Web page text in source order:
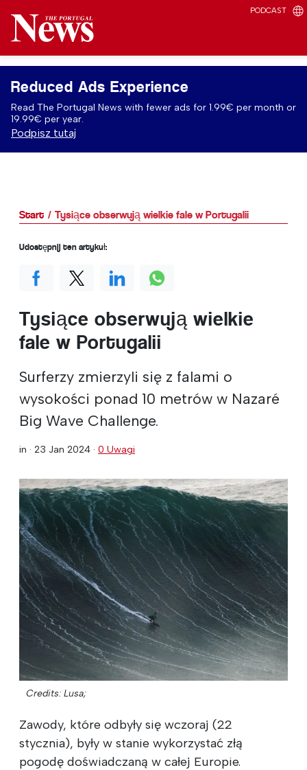
PODCAST
Reduced Ads Experience
Read The Portugal News with fewer ads for 1.99€ per month or
19.99€ per year.
Podpisz tutaj
Start Tysiące obserwują wielkie fale w Portugalii
Tysiące obserwują wielkie
fale w Portugalii
Surferzy zmierzyli się z falami o
wysokości ponad 10 metrów w Nazaré
Big Wave Challenge.
in · 23 Jan 2024 · 0 Uwagi
Credits: Lusa;
Zawody, które odbyły się wczoraj (22
stycznia), były w stanie wykorzystać złą
pogodę doświadczaną w całej Europie.
Udostępnij ten artykuł: